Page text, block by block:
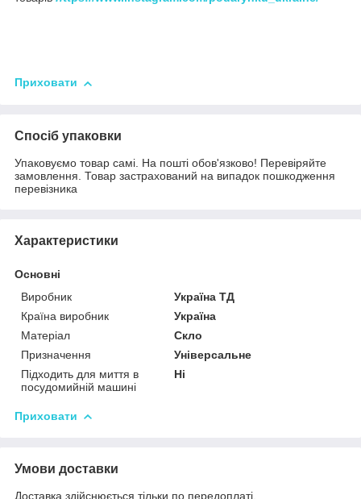
Приховати
Спосіб упаковки
Упаковуємо товар самі. На пошті обов'язково! Перевіряйте
замовлення. Товар застрахований на випадок пошкодження
перевізника
Характеристики
Основні
Виробник
Україна ТД
Країна виробник
Україна
Матеріал
Скло
Призначення
Універсальне
Підходить для миття в
посудомийній машині
Ні
Приховати
Умови доставки
Доставка здійснюється тільки по передоплаті.